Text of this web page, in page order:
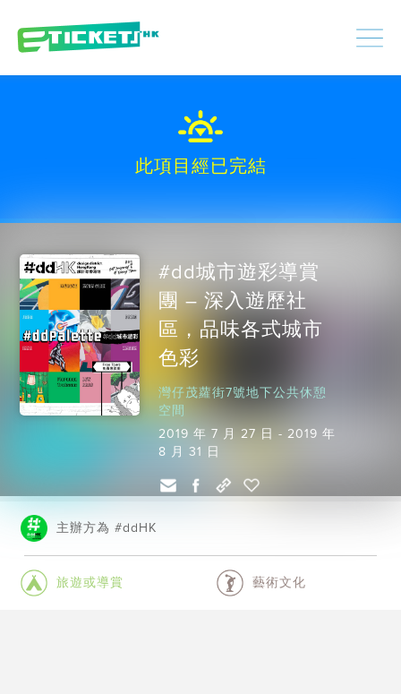
此項目經已完結
#dd城市遊彩導賞
團 – 深入遊歷社
區，品味各式城市
色彩
灣仔茂蘿街7號地下公共休憩
空間
2019 年 7 月 27 日 - 2019 年
8 月 31 日
主辦方為 #ddHK
旅遊或導賞 藝術文化